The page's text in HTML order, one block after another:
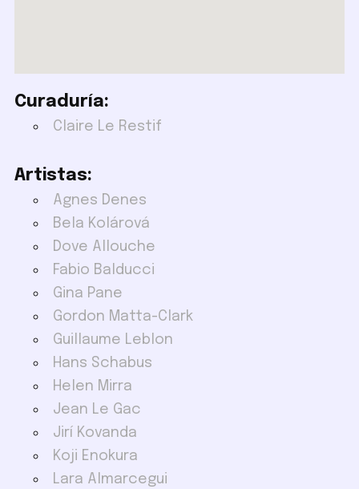
Curaduría:
Claire Le Restif
Artistas:
Agnes Denes
Bela Kolárová
Dove Allouche
Fabio Balducci
Gina Pane
Gordon Matta-Clark
Guillaume Leblon
Hans Schabus
Helen Mirra
Jean Le Gac
Jirí Kovanda
Koji Enokura
Lara Almarcegui